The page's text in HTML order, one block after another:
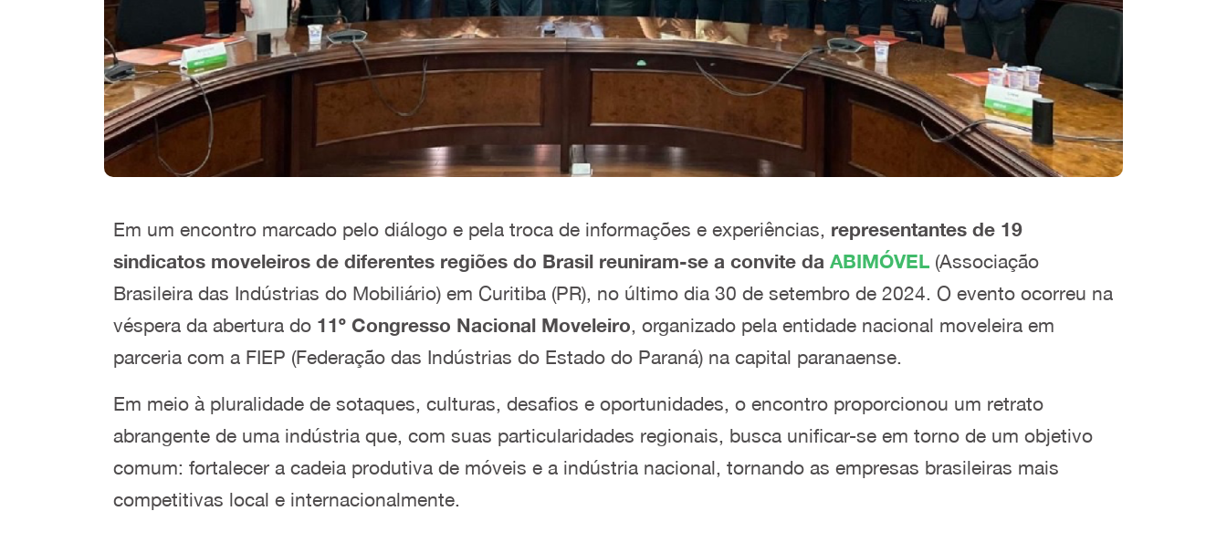
Em um encontro marcado pelo diálogo e pela troca de informações e experiências, representantes de 19
sindicatos moveleiros de diferentes regiões do Brasil reuniram-se a convite da ABIMÓVEL (Associação
Brasileira das Indústrias do Mobiliário) em Curitiba (PR), no último dia 30 de setembro de 2024. O evento ocorreu na
véspera da abertura do 11º Congresso Nacional Moveleiro , organizado pela entidade nacional moveleira em
parceria com a FIEP (Federação das Indústrias do Estado do Paraná) na capital paranaense.
Em meio à pluralidade de sotaques, culturas, desafios e oportunidades, o encontro proporcionou um retrato
abrangente de uma indústria que, com suas particularidades regionais, busca unificar-se em torno de um objetivo
comum: fortalecer a cadeia produtiva de móveis e a indústria nacional, tornando as empresas brasileiras mais
competitivas local e internacionalmente.